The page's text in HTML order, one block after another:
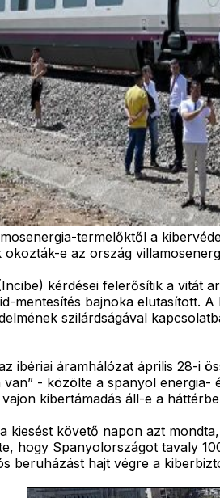
termelőktől a
e az ország
kérdései felerősítik a vitát
mentesítés bajnoka elutasított.
szilárdságával
ibériai áramhálózat április 28-i
- közölte a spanyol
kibertámadás áll-e a
kiesést követő napon azt
hogy Spanyolországot tavaly
beruházást hajt végre a